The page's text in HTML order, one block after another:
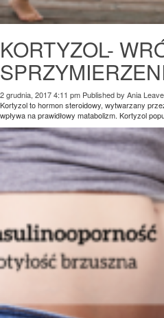
KORTYZOL-
2 grudnia, 2017 4:11 pm Published by Ania
Kortyzol to hormon steroidowy, wytwarzany
wpływa na prawidłowy matabolizm. Kortyzol